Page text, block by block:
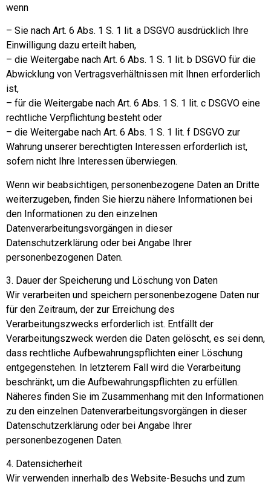
wenn
– Sie nach Art. 6 Abs. 1 S. 1 lit. a DSGVO ausdrücklich Ihre
Einwilligung dazu erteilt haben,
– die Weitergabe nach Art. 6 Abs. 1 S. 1 lit. b DSGVO für die
Abwicklung von Vertragsverhältnissen mit Ihnen erforderlich
ist,
– für die Weitergabe nach Art. 6 Abs. 1 S. 1 lit. c DSGVO eine
rechtliche Verpflichtung besteht oder
– die Weitergabe nach Art. 6 Abs. 1 S. 1 lit. f DSGVO zur
Wahrung unserer berechtigten Interessen erforderlich ist,
sofern nicht Ihre Interessen überwiegen.
Wenn wir beabsichtigen, personenbezogene Daten an Dritte
weiterzugeben, finden Sie hierzu nähere Informationen bei
den Informationen zu den einzelnen
Datenverarbeitungsvorgängen in dieser
Datenschutzerklärung oder bei Angabe Ihrer
personenbezogenen Daten.
3. Dauer der Speicherung und Löschung von Daten
Wir verarbeiten und speichern personenbezogene Daten nur
für den Zeitraum, der zur Erreichung des
Verarbeitungszwecks erforderlich ist. Entfällt der
Verarbeitungszweck werden die Daten gelöscht, es sei denn,
dass rechtliche Aufbewahrungspflichten einer Löschung
entgegenstehen. In letzterem Fall wird die Verarbeitung
beschränkt, um die Aufbewahrungspflichten zu erfüllen.
Näheres finden Sie im Zusammenhang mit den Informationen
zu den einzelnen Datenverarbeitungsvorgängen in dieser
Datenschutzerklärung oder bei Angabe Ihrer
personenbezogenen Daten.
4. Datensicherheit
Wir verwenden innerhalb des Website-Besuchs und zum